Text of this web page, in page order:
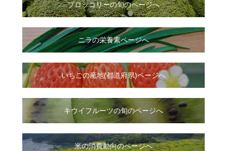
ブロッコリーの旬のページへ
ニラの栄養素ページへ
いちごの産地(都道府県)ページへ
キウイフルーツの旬のページへ
米の消費動向のページへ